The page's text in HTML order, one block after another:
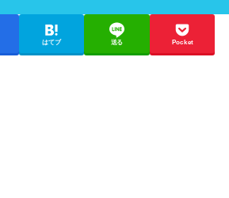
はてブ 送る Pocket